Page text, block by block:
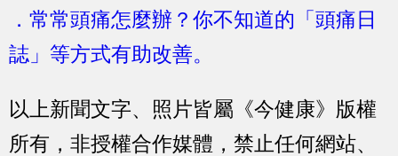
．常常頭痛怎麼辦？你不知道的「頭痛日
誌」等方式有助改善。
以上新聞文字、照片皆屬《今健康》版權
所有，非授權合作媒體，禁止任何網站、